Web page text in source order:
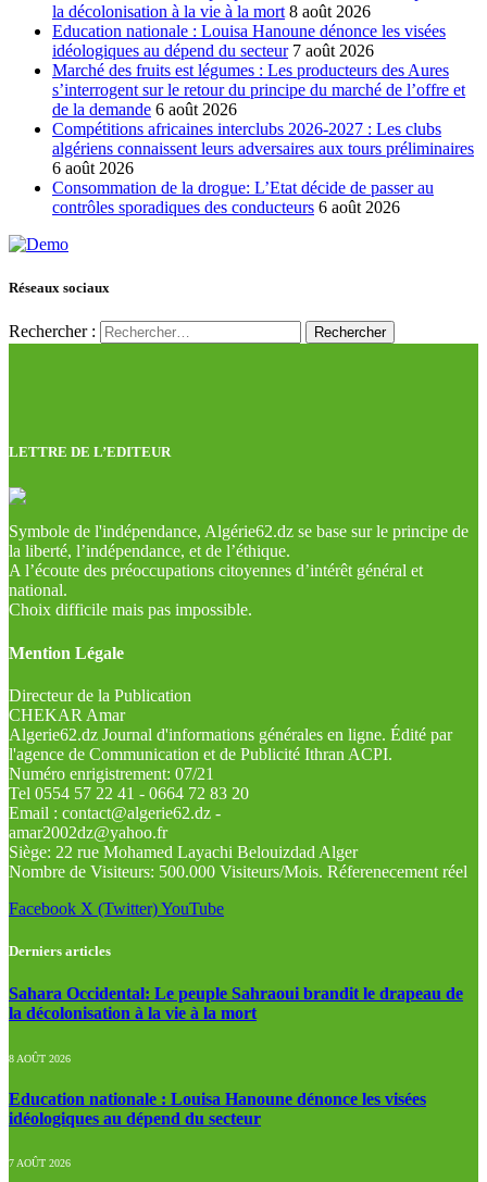
la décolonisation à la vie à la mort 8 août 2026
Education nationale : Louisa Hanoune dénonce les visées
idéologiques au dépend du secteur 7 août 2026
Marché des fruits est légumes : Les producteurs des Aures
s’interrogent sur le retour du principe du marché de l’offre et
de la demande 6 août 2026
Compétitions africaines interclubs 2026-2027 : Les clubs
algériens connaissent leurs adversaires aux tours préliminaires
6 août 2026
Consommation de la drogue: L’Etat décide de passer au
contrôles sporadiques des conducteurs 6 août 2026
Réseaux sociaux
Rechercher :
LETTRE DE L’EDITEUR
Symbole de l'indépendance, Algérie62.dz se base sur le principe de
la liberté, l’indépendance, et de l’éthique.
A l’écoute des préoccupations citoyennes d’intérêt général et
national.
Choix difficile mais pas impossible.
Mention Légale
Directeur de la Publication
CHEKAR Amar
Algerie62.dz Journal d'informations générales en ligne. Édité par
l'agence de Communication et de Publicité Ithran ACPI.
Numéro enrigistrement: 07/21
Tel 0554 57 22 41 - 0664 72 83 20
Email : contact@algerie62.dz -
amar2002dz@yahoo.fr
Siège: 22 rue Mohamed Layachi Belouizdad Alger
Nombre de Visiteurs: 500.000 Visiteurs/Mois. Réferenecement réel
Facebook X (Twitter)YouTube
Derniers articles
Sahara Occidental: Le peuple Sahraoui brandit le drapeau de
la décolonisation à la vie à la mort
8 AOÛT 2026
Education nationale : Louisa Hanoune dénonce les visées
idéologiques au dépend du secteur
7 AOÛT 2026